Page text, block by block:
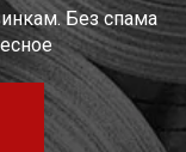
Без спама